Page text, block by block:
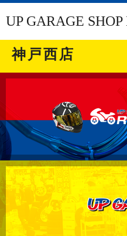
UP GARAGE
神戸西店